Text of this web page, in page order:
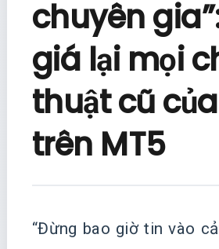
chuyên
giá lại mọi
thuật cũ
trên MT5
“Đừng bao giờ tin vào